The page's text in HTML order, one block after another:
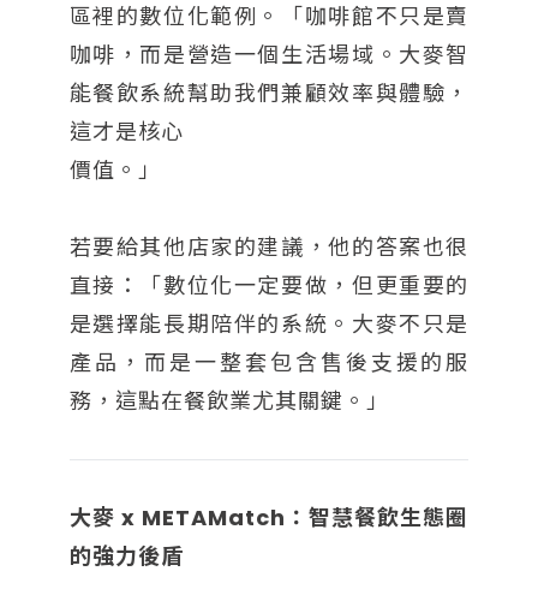
區裡的數位化範例。「咖啡館不只是賣
咖啡，而是營造一個生活場域。大麥智
能餐飲系統幫助我們兼顧效率與體驗，
這才是核心
價值。」
若要給其他店家的建議，他的答案也很
直接：「數位化一定要做，但更重要的
是選擇能長期陪伴的系統。大麥不只是
產品，而是一整套包含售後支援的服
務，這點在餐飲業尤其關鍵。」
大麥 x METAMatch：智慧餐飲生態圈
的強力後盾